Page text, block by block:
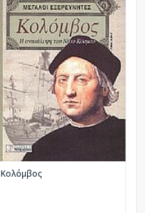
Κολόμβος